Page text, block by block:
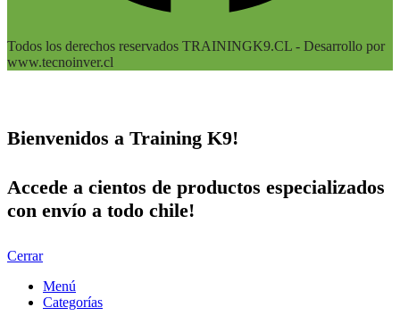
Todos los derechos reservados TRAININGK9.CL - Desarrollo por
www.tecnoinver.cl
Bienvenidos a Training K9!
Accede a cientos de productos especializados
con envío a todo chile!
Cerrar
Menú
Categorías